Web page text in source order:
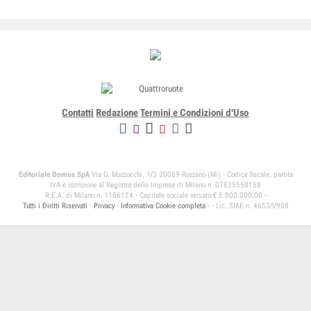
Contatti Redazione Termini e Condizioni d'Uso
Editoriale Domus SpAVia G. Mazzocchi, 1/3 20089 Rozzano (Mi) - Codice fiscale, partita
IVA e iscrizione al Registro delle Imprese di Milano n. 07835550158
R.E.A. di Milano n. 1186124 - Capitale sociale versato € 5.000.000,00 -
Tutti i Diritti Riservati - Privacy- Informativa Cookie completa- - Lic. SIAE n. 4653/I/908